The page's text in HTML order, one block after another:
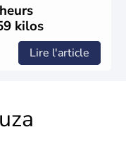
kilos
Lire l'article